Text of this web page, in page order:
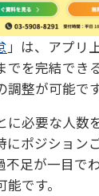
」は、アプリ
でを完結でき
整が可能です
に必要な人数
にポジション
不足が一目で
です。